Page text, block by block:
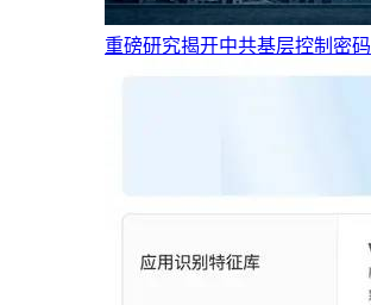
重磅研究揭开中共基层控制密码